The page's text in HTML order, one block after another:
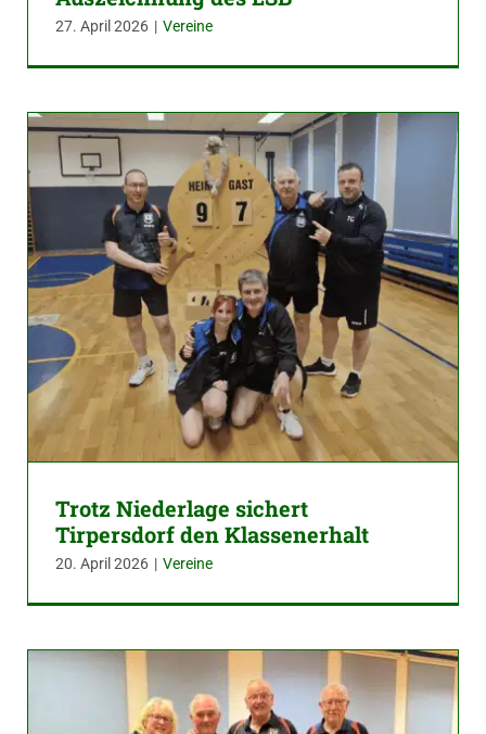
27. April 2026 | Vereine
Trotz Niederlage sichert
Tirpersdorf den Klassenerhalt
20. April 2026 | Vereine